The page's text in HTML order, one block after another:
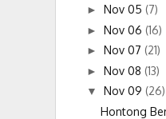
► Nov 05 (7)
► Nov 06 (16)
► Nov 07 (21)
► Nov 08 (13)
▼ Nov 09 (26)
Hontong